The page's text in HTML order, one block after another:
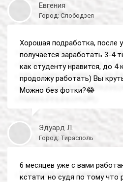
Евгения
Город: Слободзея
Хорошая подработка, после
получается заработать 3-4
как студенту нравится, до 4
продолжу работать) Вы
Можно без фотки?😂
Эдуард Л.
Город: Тирасполь
6 месяцев уже с вами
кстати. но судя по тому что